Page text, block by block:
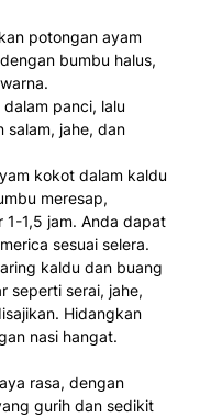
potongan ayam
bumbu halus,
panci, lalu
salam, jahe, dan
kokot dalam kaldu
meresap,
1-1,5 jam. Anda dapat
sesuai selera.
kaldu dan buang
seperti serai, jahe,
Hidangkan
nasi hangat.
rasa, dengan
gurih dan sedikit